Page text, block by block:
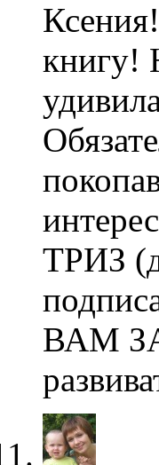
книгу!
ТРИЗ
ВАМ